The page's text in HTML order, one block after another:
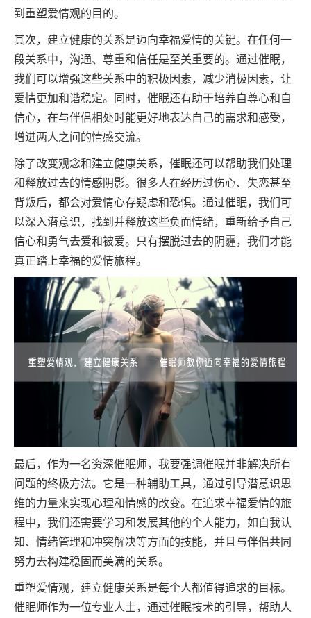
到重塑爱情观的目的。
其次，建立健康的关系是迈向幸福爱情的关键。在任何一
段关系中，沟通、尊重和信任是至关重要的。通过催眠，
我们可以增强这些关系中的积极因素，减少消极因素，让
爱情更加和谐稳定。同时，催眠还有助于培养自尊心和自
信心，在与伴侣相处时能更好地表达自己的需求和感受，
增进两人之间的情感交流。
除了改变观念和建立健康关系，催眠还可以帮助我们处理
和释放过去的情感阴影。很多人在经历过伤心、失恋甚至
背叛后，都会对爱情心存疑虑和恐惧。通过催眠，我们可
以深入潜意识，找到并释放这些负面情绪，重新给予自己
信心和勇气去爱和被爱。只有摆脱过去的阴霾，我们才能
真正踏上幸福的爱情旅程。
最后，作为一名资深催眠师，我要强调催眠并非解决所有
问题的终极方法。它是一种辅助工具，通过引导潜意识思
维的力量来实现心理和情感的改变。在追求幸福爱情的旅
程中，我们还需要学习和发展其他的个人能力，如自我认
知、情绪管理和冲突解决等方面的技能，并且与伴侣共同
努力去构建稳固而美满的关系。
重塑爱情观，建立健康关系是每个人都值得追求的目标。
催眠师作为一位专业人士，通过催眠技术的引导，帮助人